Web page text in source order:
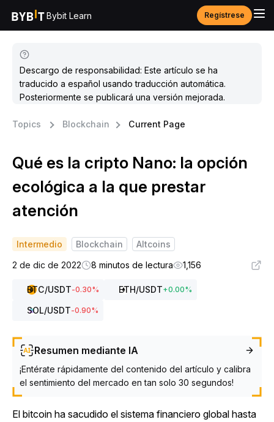
Bybit Learn Regístrese
Descargo de responsabilidad: Este artículo se ha
traducido a español usando traducción automática.
Posteriormente se publicará una versión mejorada.
Topics Blockchain Current Page
Qué es la cripto Nano: la opción
ecológica a la que prestar
atención
Intermedio Blockchain
Altcoins
2 de dic de 2022
8 minutos de lectura 1,156
BTC/USDT-0.30% ETH/USDT+0.00%
SOL/USDT-0.90%
Resumen mediante IA
¡Entérate rápidamente del contenido del artículo y calibra
el sentimiento del mercado en tan solo 30 segundos!
El bitcoin ha sacudido el sistema financiero global hasta